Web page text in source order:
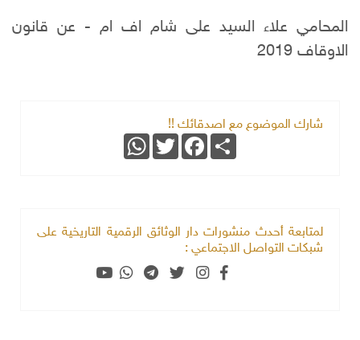
المحامي علاء السيد على شام اف ام - عن قانون
الاوقاف 2019
شارك الموضوع مع اصدقائك !!
Share
Facebook
Twitter
WhatsApp
لمتابعة أحدث منشورات دار الوثائق الرقمية التاريخية على
شبكات التواصل الاجتماعي :